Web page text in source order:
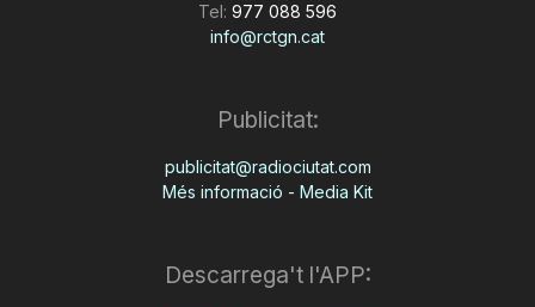
Tel: 977 088 596
info@rctgn.cat
Publicitat:
publicitat@radiociutat.com
Més informació - Media Kit
Descarrega't l'APP: